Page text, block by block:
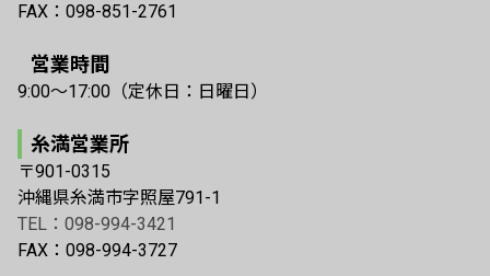
FAX：098-851-2761
営業時間
9:00〜17:00（定休日：日曜日）
糸満営業所
〒901-0315
沖縄県糸満市字照屋791-1
TEL：098-994-3421
FAX：098-994-3727